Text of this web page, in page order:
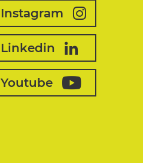
Instagram
Linkedin
Youtube